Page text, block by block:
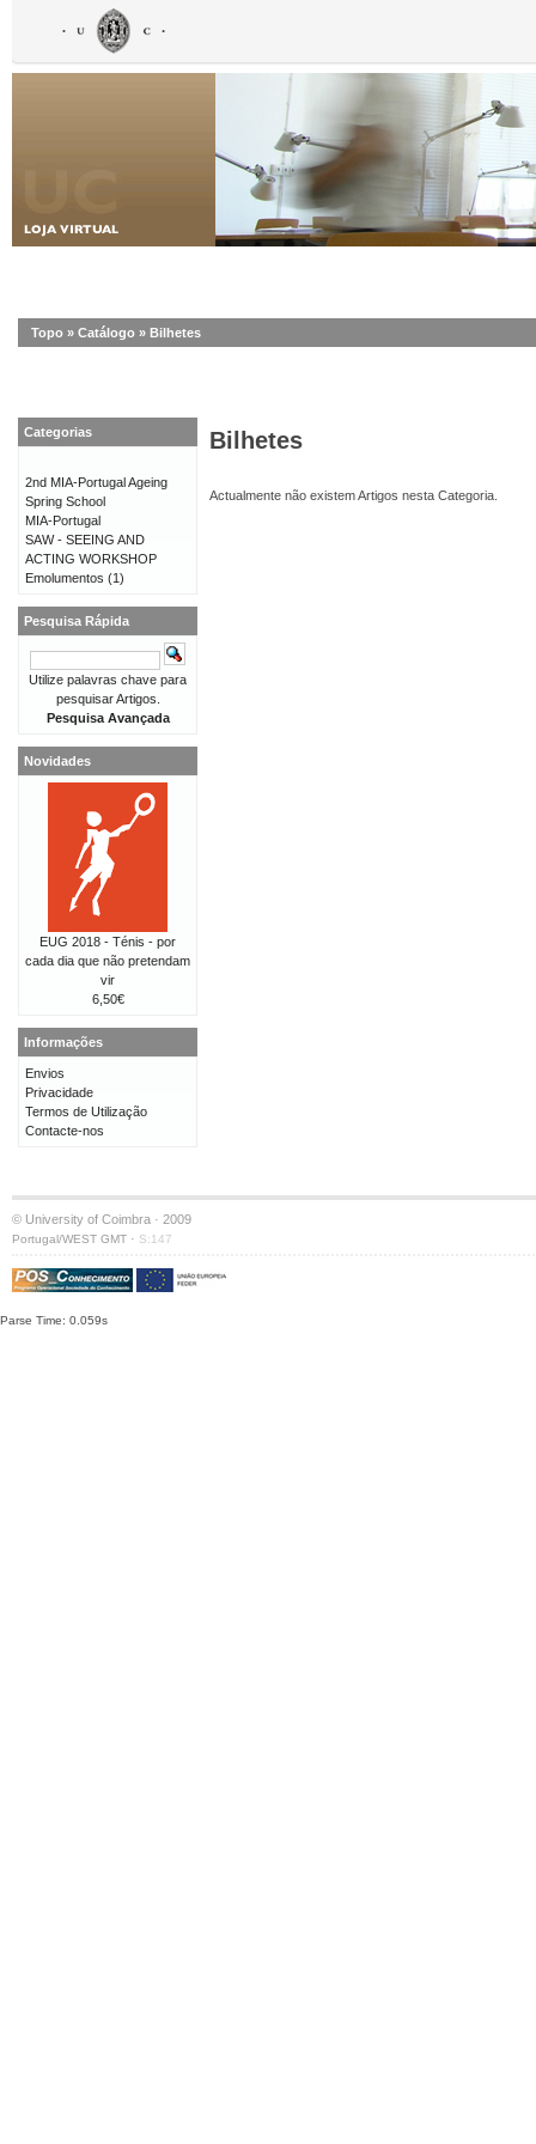
Topo » Catálogo » Bilhetes
Bilhetes
Actualmente não existem Artigos nesta Categoria.
Categorias
2nd MIA-Portugal Ageing
Spring School
MIA-Portugal
SAW - SEEING AND
ACTING WORKSHOP
Emolumentos (1)
Pesquisa Rápida
Utilize palavras chave para
pesquisar Artigos.
Pesquisa Avançada
Novidades
EUG 2018 - Ténis - por
cada dia que não pretendam
vir
6,50€
Informações
Envios
Privacidade
Termos de Utilização
Contacte-nos
© University of Coimbra · 2009
Portugal/WEST GMT · S:147
Parse Time: 0.059s